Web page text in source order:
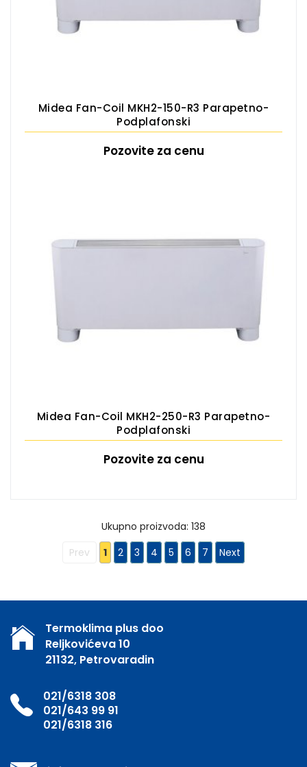
Midea Fan-Coil MKH2-150-R3 Parapetno-
Podplafonski
Pozovite za cenu
Midea Fan-Coil MKH2-250-R3 Parapetno-
Podplafonski
Pozovite za cenu
Ukupno proizvoda: 138
Prev
1 2 3 4 5 6 7 Next
Termoklima plus doo
Reljkovićeva 10
21132, Petrovaradin
021/6318 308
021/643 99 91
021/6318 316